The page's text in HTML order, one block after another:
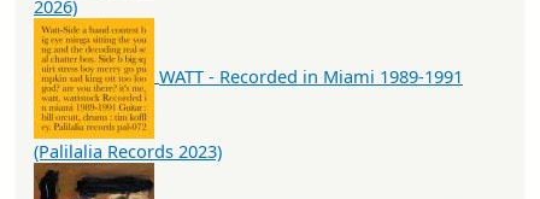
2026)
WATT - Recorded in Miami 1989-1991
(Palilalia Records 2023)